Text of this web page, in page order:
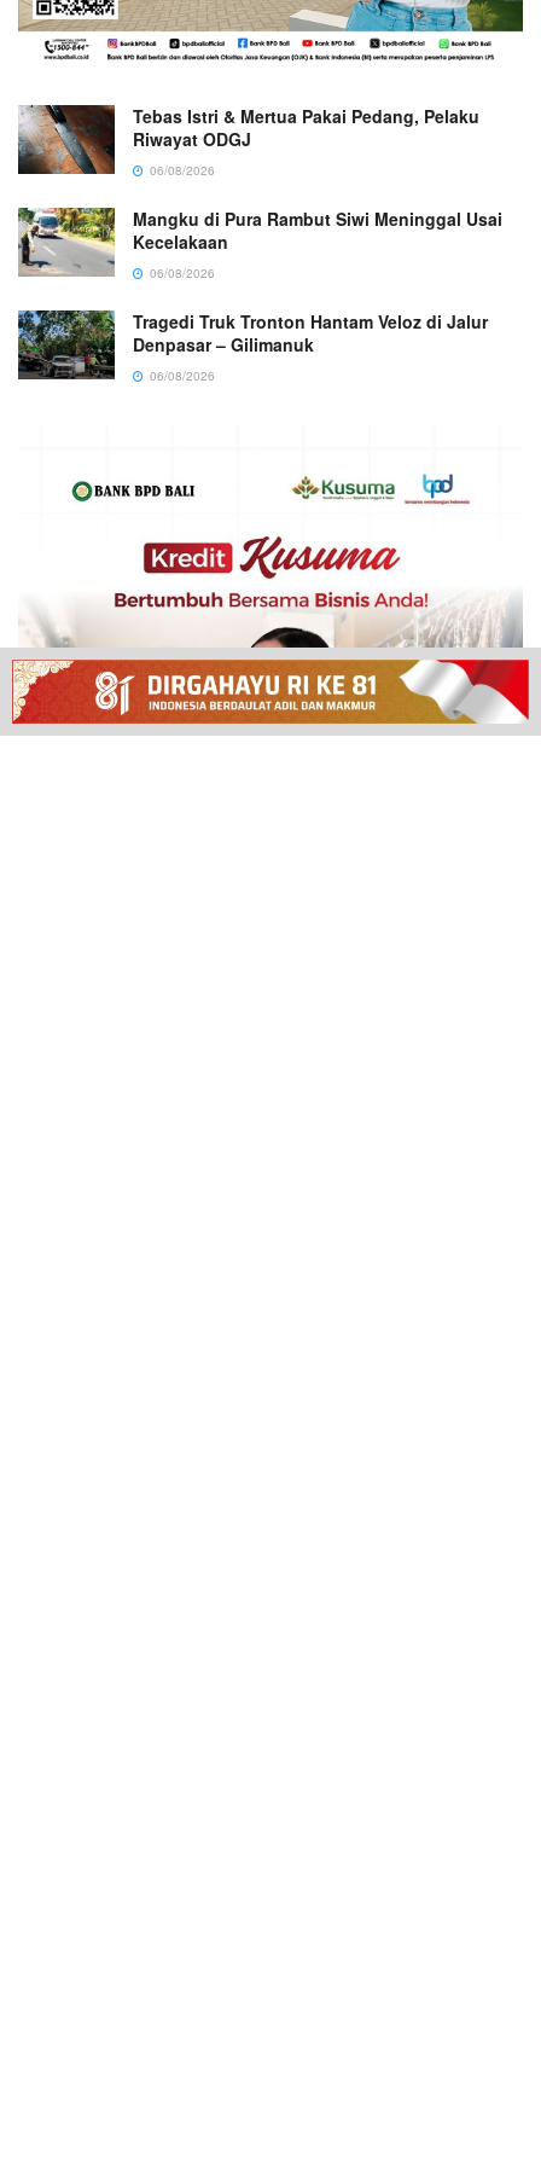
Tebas Istri & Mertua Pakai Pedang, Pelaku
Riwayat ODGJ
06/08/2026
Mangku di Pura Rambut Siwi Meninggal Usai
Kecelakaan
06/08/2026
Tragedi Truk Tronton Hantam Veloz di Jalur
Denpasar – Gilimanuk
06/08/2026